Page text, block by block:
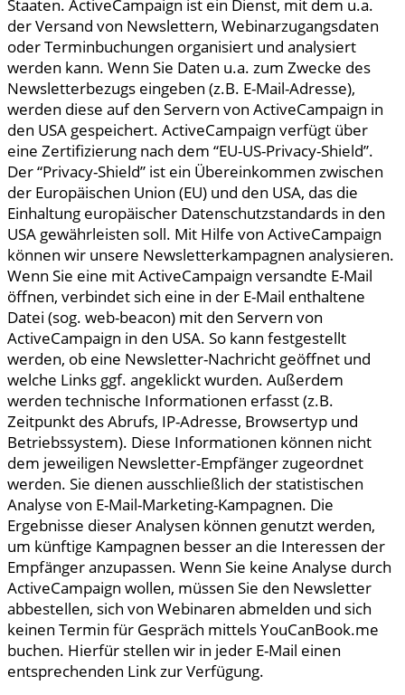
Staaten. ActiveCampaign ist ein Dienst, mit dem u.a.
der Versand von Newslettern, Webinarzugangsdaten
oder Terminbuchungen organisiert und analysiert
werden kann. Wenn Sie Daten u.a. zum Zwecke des
Newsletterbezugs eingeben (z.B. E-Mail-Adresse),
werden diese auf den Servern von ActiveCampaign in
den USA gespeichert. ActiveCampaign verfügt über
eine Zertifizierung nach dem “EU-US-Privacy-Shield”.
Der “Privacy-Shield” ist ein Übereinkommen zwischen
der Europäischen Union (EU) und den USA, das die
Einhaltung europäischer Datenschutzstandards in den
USA gewährleisten soll. Mit Hilfe von ActiveCampaign
können wir unsere Newsletterkampagnen analysieren.
Wenn Sie eine mit ActiveCampaign versandte E-Mail
öffnen, verbindet sich eine in der E-Mail enthaltene
Datei (sog. web-beacon) mit den Servern von
ActiveCampaign in den USA. So kann festgestellt
werden, ob eine Newsletter-Nachricht geöffnet und
welche Links ggf. angeklickt wurden. Außerdem
werden technische Informationen erfasst (z.B.
Zeitpunkt des Abrufs, IP-Adresse, Browsertyp und
Betriebssystem). Diese Informationen können nicht
dem jeweiligen Newsletter-Empfänger zugeordnet
werden. Sie dienen ausschließlich der statistischen
Analyse von E-Mail-Marketing-Kampagnen. Die
Ergebnisse dieser Analysen können genutzt werden,
um künftige Kampagnen besser an die Interessen der
Empfänger anzupassen. Wenn Sie keine Analyse durch
ActiveCampaign wollen, müssen Sie den Newsletter
abbestellen, sich von Webinaren abmelden und sich
keinen Termin für Gespräch mittels YouCanBook.me
buchen. Hierfür stellen wir in jeder E-Mail einen
entsprechenden Link zur Verfügung.